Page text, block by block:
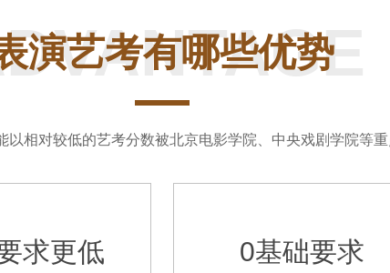
演艺考有哪些优势
相对较低的艺考分数被北京电影学院、中央戏剧学院等
求更低 0基础要求